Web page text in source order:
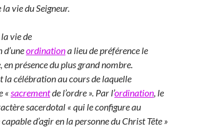
vie du Seigneur.
vie de
ordinationa lieu de préférence le
présence du plus grand nombre.
la célébration au cours de laquelle
« sacrementde l’ordre ». Par l’ordination, le
sacerdotal « qui le configure au
d’agir en la personne du Christ Tête »